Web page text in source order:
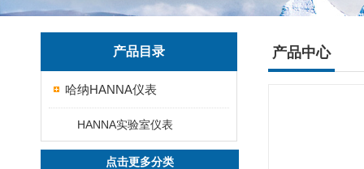
产品目录
哈纳HANNA仪表
HANNA实验室仪表
点击更多分类
产品中心